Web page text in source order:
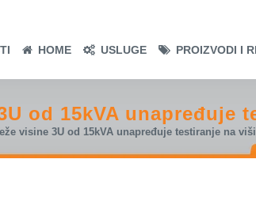
HOME USLUGE PROIZVODI I
od 15kVA unapređuje
visine 3U od 15kVA unapređuje testiranje na